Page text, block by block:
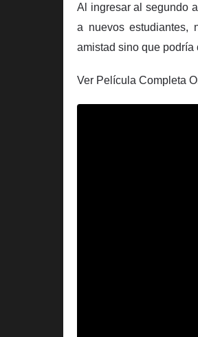
Al ingresar al segundo
a nuevos estudiantes,
amistad sino que podría
Ver Película Completa